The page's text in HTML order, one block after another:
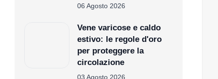
06 Agosto 2026
Vene varicose e
caldo estivo: le
regole d'oro per
proteggere la
circolazione